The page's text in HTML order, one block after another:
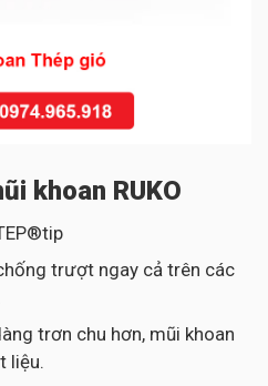
khoan RUKO
trượt ngay cả trên các
trơn chu hơn, mũi khoan
liệu.